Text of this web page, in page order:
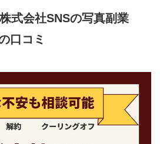
式会社SNSの写真副業
口コミ